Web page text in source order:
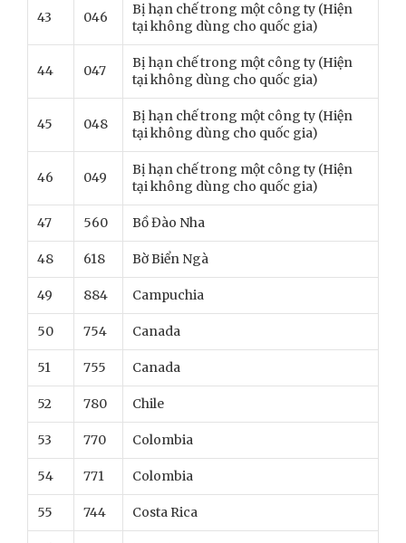
43 046
Bị hạn chế trong một công ty (Hiện
tại không dùng cho quốc gia)
44 047
Bị hạn chế trong một công ty (Hiện
tại không dùng cho quốc gia)
45 048
Bị hạn chế trong một công ty (Hiện
tại không dùng cho quốc gia)
46 049
Bị hạn chế trong một công ty (Hiện
tại không dùng cho quốc gia)
47 560 Bồ Đào Nha
48 618 Bờ Biển Ngà
49 884 Campuchia
50 754 Canada
51 755 Canada
52 780 Chile
53 770 Colombia
54 771 Colombia
55 744 Costa Rica